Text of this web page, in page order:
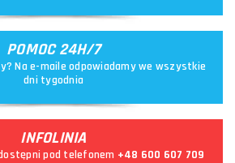
POMOC 24H/7
Na e-maile odpowiadamy we wszystkie
dni tygodnia
INFOLINIA
pod telefonem +48 600 607 709